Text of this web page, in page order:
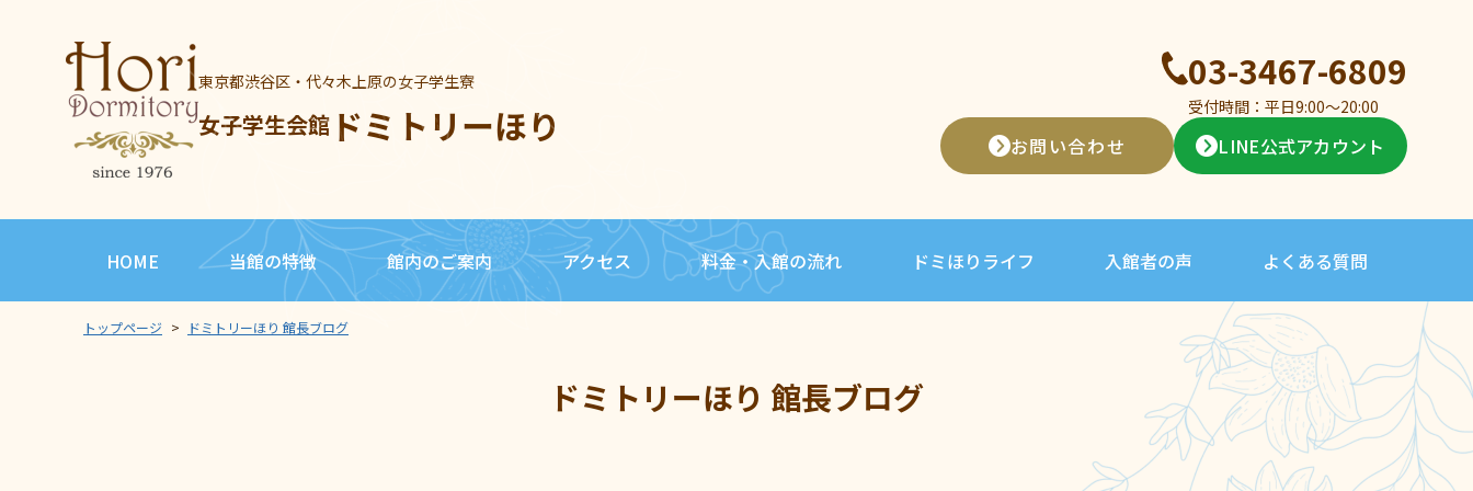
東京都渋谷区・代々木上原の女子学生寮
女子学生会館 ドミトリーほり
03-3467-6809
受付時間：平日9:00〜20:00
お問い合わせ LINE公式アカウント
HOME 当館の特徴 館内のご案内 アクセス 料金・入館の流れ ドミほりライフ 入館者の声 よくある質問
トップページ > ドミトリーほり 館長ブログ
ドミトリーほり 館長ブログ